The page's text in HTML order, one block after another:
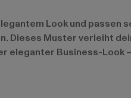
Look und passen
Dieses Muster verleiht
eleganter Business-Look